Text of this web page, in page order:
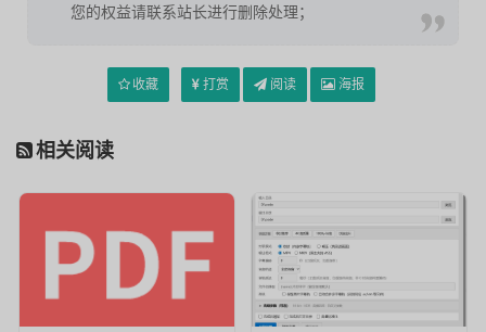
您的权益请联系站长进行删除处理；
收藏 打赏 阅读 海报
相关阅读